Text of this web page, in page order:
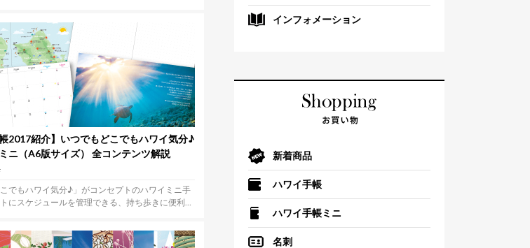
帳2017紹介】いつでもどこでもハワイ気分♪
ニ（A6版サイズ） 全コンテンツ解説
こでもハワイ気分♪」がコンセプトのハワイミニ手
にスケジュールを管理できる、持ち歩きに便利な
インフォメーション
新着商品
ハワイ手帳
ハワイ手帳ミニ
名刺